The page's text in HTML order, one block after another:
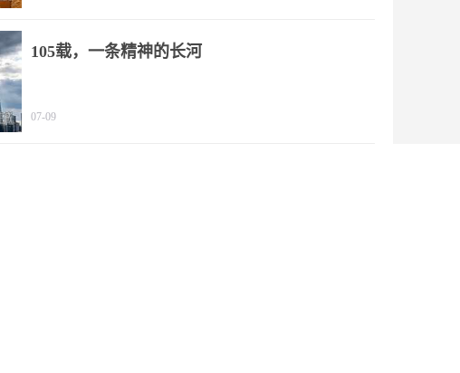
105载，一条精神的长河
07-09